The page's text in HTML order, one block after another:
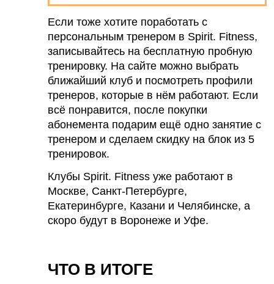
Если тоже хотите поработать с
персональным тренером в Spirit. Fitness,
записывайтесь на бесплатную пробную
тренировку. На сайте можно выбрать
ближайший клуб и посмотреть профили
тренеров, которые в нём работают. Если
всё понравится, после покупки
абонемента подарим ещё одно занятие с
тренером и сделаем скидку на блок из 5
тренировок.
Клубы Spirit. Fitness уже работают в
Москве, Санкт-Петербурге,
Екатеринбурге, Казани и Челябинске, а
скоро будут в Воронеже и Уфе.
ЧТО В ИТОГЕ